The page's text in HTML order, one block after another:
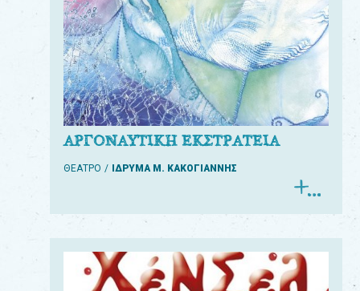
ΑΡΓΟΝΑΥΤΙΚΗ ΕΚΣΤΡΑΤΕΙΑ
ΘΕΑΤΡΟ ΙΔΡΥΜΑ Μ. ΚΑΚΟΓΙΑΝΝΗΣ